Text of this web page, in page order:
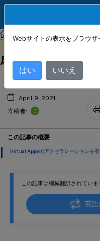
Citrix SD-WAN WANOP
この記事は機械翻訳されていま
英語
Virtual Appsア
成
April 9, 2021
寄稿者:
C
この記事の概要
Virtual Appsのアクセラレーションを
Webサイトの表示をブラウ
はい いいえ